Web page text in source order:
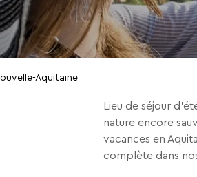
Aquitaine
Lieu de séjour
nature encore
vacances en
complète dans
vous désinscrire à tout moment à
mentions légales de notre site web.